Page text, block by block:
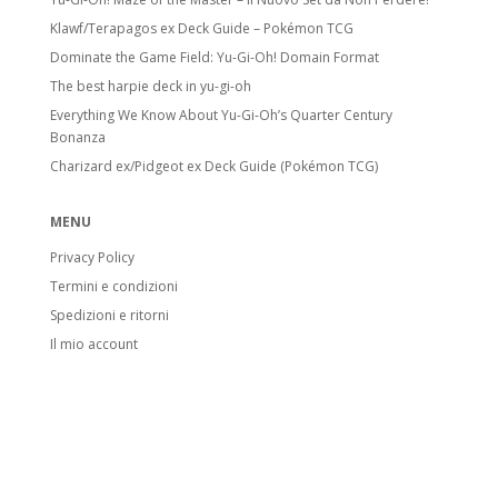
Stadi di Evoluzione
Basic Pokémon:Pokémon base. Anche
Pikachu o Electabuzz sono Basic, anche se
Stage 1 Pokémon:Evoluzione di
Stage 2 Pokémon:
finale.
Carte speciali
Klawf/Terapagos ex Deck Guide – Pokémon TCG
Dominate the Game Field: Yu-Gi-Oh! Domain Format
The best harpie deck in yu-gi-oh
Everything We Know About Yu-Gi-Oh’s Quarter Century
Bonanza
Charizard ex/Pidgeot ex Deck Guide (Pokémon TCG)
MENU
Privacy Policy
Termini e condizioni
Spedizioni e ritorni
Il mio account